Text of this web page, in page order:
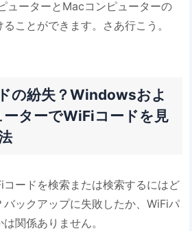
ューターとMacコンピューターの
ことができます。さあ行こう。
の紛失？Windowsおよ
ターでWiFiコードを見
コードを検索または検索するにはど
バックアップに失敗したか、WiFiパ
関係ありません。